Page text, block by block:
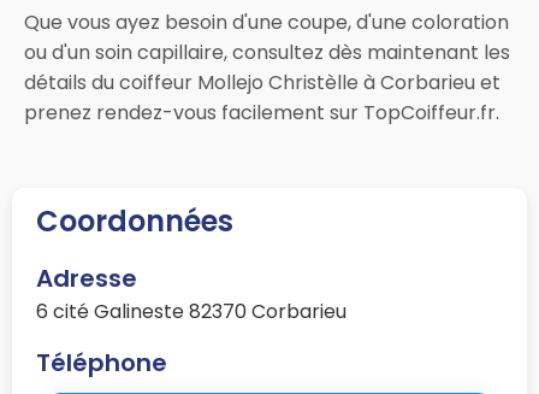
Que vous ayez besoin d'une coupe, d'une coloration
ou d'un soin capillaire, consultez dès maintenant les
détails du coiffeur Mollejo Christèlle à Corbarieu et
prenez rendez-vous facilement sur TopCoiffeur.fr.
Coordonnées
Adresse
6 cité Galineste 82370 Corbarieu
Téléphone